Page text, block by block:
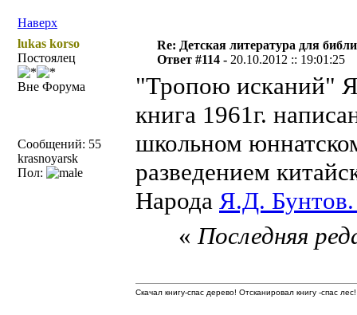
Наверх
lukas korso
Постоялец
Вне Форума
Сообщений: 55
krasnoyarsk
Пол:
Re: Детская литература для
Ответ #114 - 20.10.2012 :: 19:01:25
"Тропою исканий"
книга 1961г.
школьном
разведением
Народа Я.Д.
«Последняя
Скачал книгу-спас дерево! Отсканировал книгу -спас лес!